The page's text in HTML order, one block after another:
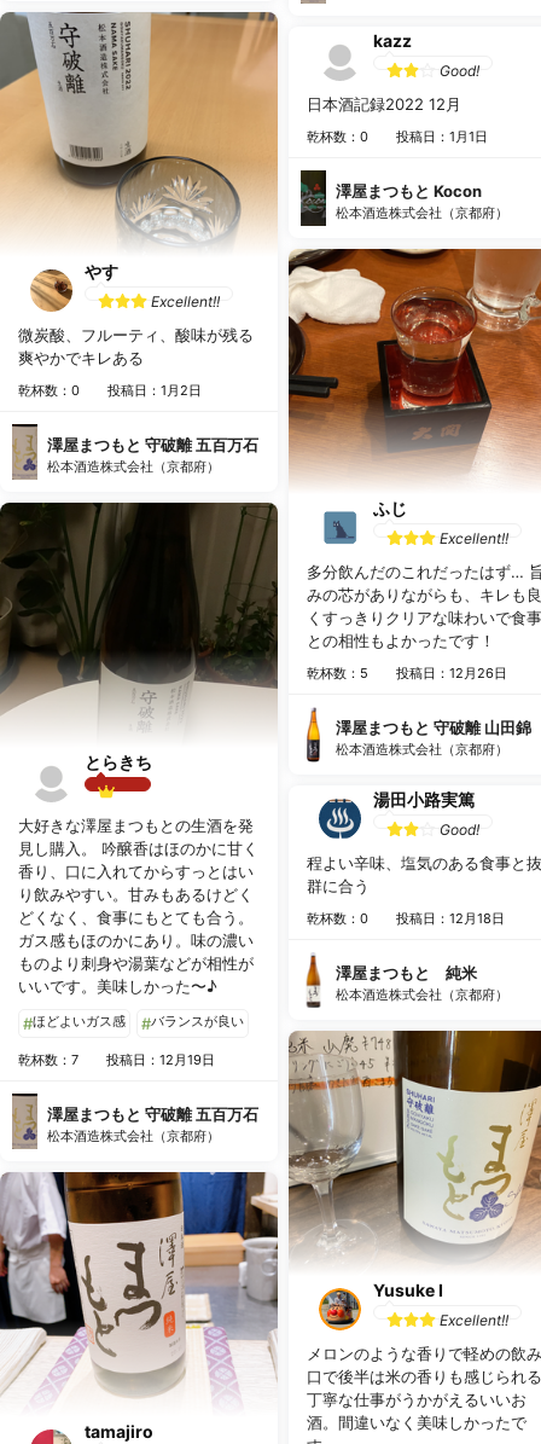
やす
Excellent!!
微炭酸、フルーティ、酸味が残る
爽やかでキレある
乾杯数：0 投稿日：1月2日
澤屋まつもと 守破離 五百万石
松本酒造株式会社（京都府）
kazz
Good!
日本酒記録2022 12月
乾杯数：0 投稿日：1月1日
澤屋まつもと Kocon
松本酒造株式会社（京都府）
ふじ
Excellent!!
多分飲んだのこれだったはず…
みの芯がありながらも、キレも良
くすっきりクリアな味わいで食事
との相性もよかったです！
乾杯数：5 投稿日：12月26日
澤屋まつもと 守破離 山田錦
松本酒造株式会社（京都府）
とらきち
大好きな澤屋まつもとの生酒を発
見し購入。 吟醸香はほのかに甘く
香り、口に入れてからすっとはい
り飲みやすい。甘みもあるけどく
どくなく、食事にもとても合う。
ガス感もほのかにあり。味の濃い
ものより刺身や湯葉などが相性が
いいです。美味しかった〜♪
#ほどよいガス感 #バランスが良い
乾杯数：7 投稿日：12月19日
澤屋まつもと 守破離 五百万石
松本酒造株式会社（京都府）
湯田小路実篤
Good!
程よい辛味、塩気のある食事と抜
群に合う
乾杯数：0 投稿日：12月18日
澤屋まつもと 純米
松本酒造株式会社（京都府）
Yusuke I
Excellent!!
メロンのような香りで軽めの飲み
口で後半は米の香りも感じられる
丁寧な仕事がうかがえるいいお
酒。間違いなく美味しかったで
tamajiro